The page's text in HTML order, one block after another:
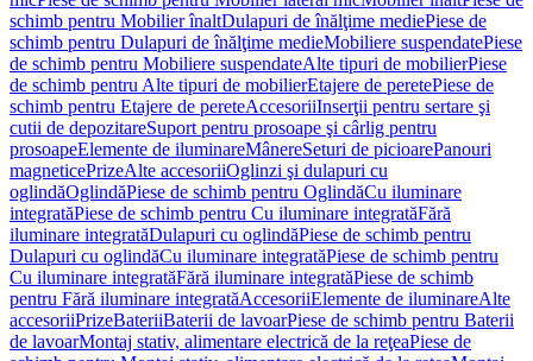
schimb pentru Mobilier înaltDulapuri de înălţime mediePiese de
schimb pentru Dulapuri de înălţime medieMobiliere suspendatePiese
de schimb pentru Mobiliere suspendateAlte tipuri de mobilierPiese
de schimb pentru Alte tipuri de mobilierEtajere de peretePiese de
schimb pentru Etajere de pereteAccesoriiInserţii pentru sertare şi
cutii de depozitareSuport pentru prosoape şi cârlig pentru
prosoapeElemente de iluminareMânereSeturi de picioarePanouri
magneticePrizeAlte accesoriiOglinzi şi dulapuri cu
oglindăOglindăPiese de schimb pentru OglindăCu iluminare
integratăPiese de schimb pentru Cu iluminare integratăFără
iluminare integratăDulapuri cu oglindăPiese de schimb pentru
Dulapuri cu oglindăCu iluminare integratăPiese de schimb pentru
Cu iluminare integratăFără iluminare integratăPiese de schimb
pentru Fără iluminare integratăAccesoriiElemente de iluminareAlte
accesoriiPrizeBateriiBaterii de lavoarPiese de schimb pentru Baterii
de lavoarMontaj stativ, alimentare electrică de la reţeaPiese de